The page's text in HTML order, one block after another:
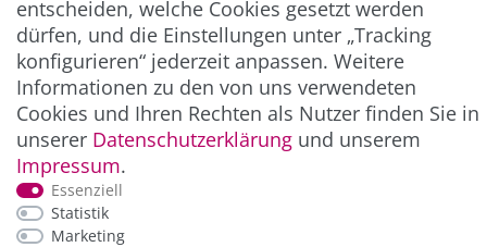
ZAHLUNG & VERSAND
*Alle Preise inkl. der gesetzl. MwSt. zzgl.
entscheiden, welche Cookies gesetzt werden
dürfen, und die Einstellungen unter „Tracking
konfigurieren“ jederzeit anpassen. Weitere
Informationen zu den von uns verwendeten
Cookies und Ihren Rechten als Nutzer finden Sie in
unserer Daten­schutz­erklärung und unserem
Impressum.
Essenziell
Statistik
Marketing